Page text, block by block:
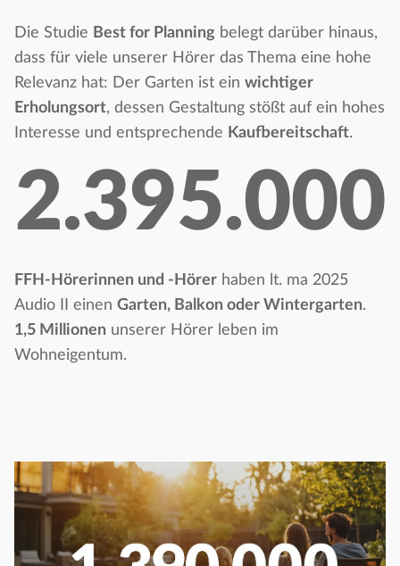
Die Studie Best for Planningbelegt darüber hinaus,
dass für viele unserer Hörer das Thema eine hohe
Relevanz hat: Der Garten ist ein wichtiger
Erholungsort, dessen Gestaltung stößt auf ein hohes
Interesse und entsprechende Kaufbereitschaft.
2.395.000
FFH-Hörerinnen und -Hörerhaben lt. ma 2025
Audio II einen Garten, Balkon oder Wintergarten.
1,5 Millionen unserer Hörer leben im
Wohneigentum.